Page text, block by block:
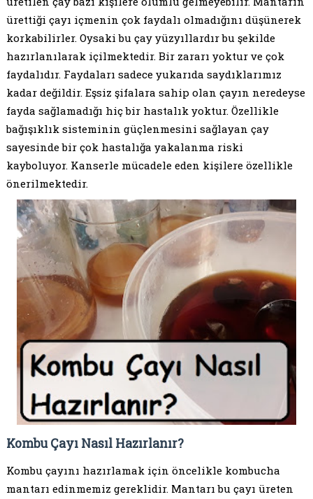
ürettiği çayı içmenin çok faydalı olmadığını düşünerek
korkabilirler. Oysaki bu çay yüzyıllardır bu şekilde
hazırlanılarak içilmektedir. Bir zararı yoktur ve çok
faydalıdır. Faydaları sadece yukarıda saydıklarımız
kadar değildir. Eşsiz şifalara sahip olan çayın neredeyse
fayda sağlamadığı hiç bir hastalık yoktur. Özellikle
bağışıklık sisteminin güçlenmesini sağlayan çay
sayesinde bir çok hastalığa yakalanma riski
kayboluyor. Kanserle mücadele eden kişilere özellikle
önerilmektedir.
Kombu Çayı Nasıl Hazırlanır?
Kombu çayını hazırlamak için öncelikle kombucha
mantarı edinmemiz gereklidir. Mantarı bu çayı üreten